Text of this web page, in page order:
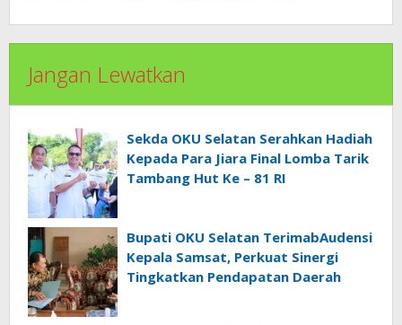
Jangan Lewatkan
Sekda OKU Selatan Serahkan Hadiah
Kepada Para Jiara Final Lomba Tarik
Tambang Hut Ke – 81 RI
Bupati OKU Selatan TerimabAudensi
Kepala Samsat, Perkuat Sinergi
Tingkatkan Pendapatan Daerah